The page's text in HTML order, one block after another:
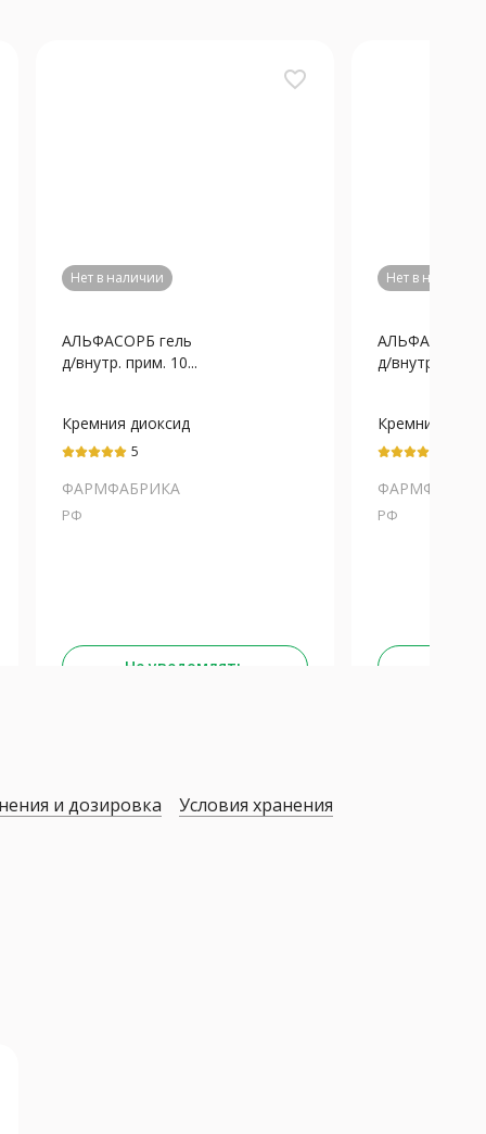
favorite_border
Нет в наличии
АЛЬФАСОРБ гель
д/внутр. прим. 10...
Кремния диоксид
коллоидный
5
ФАРМФАБРИКА
РФ
Не уведомлять
Нет в наличии
АЛЬФАСОРБ
д/внутр. прим.
Кремния
коллоидный
РФ
и дозировка
Условия хранения